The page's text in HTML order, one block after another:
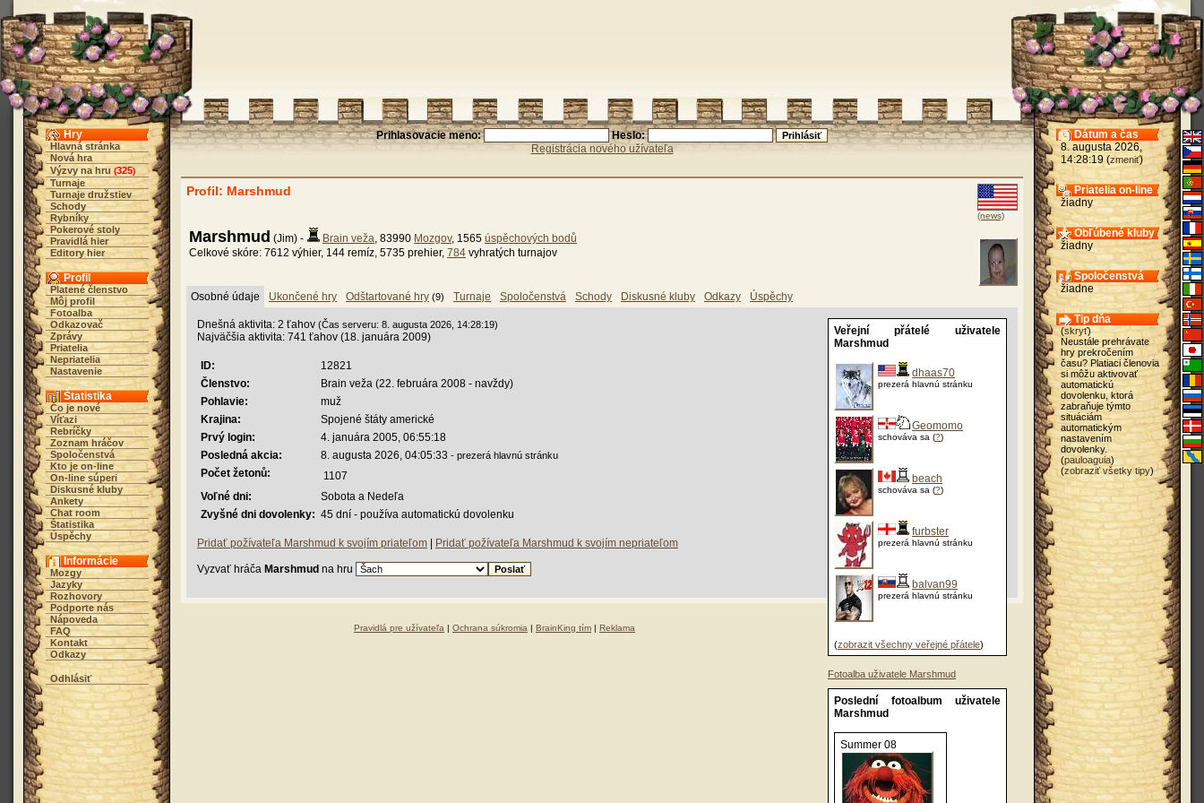
Hry
Hlavná stránka
Nová hra
Výzvy na hru (325)
Turnaje
Turnaje družstiev
Schody
Rybníky
Pokerové stoly
Pravidlá hier
Editory hier
Profil
Platené členstvo
Môj profil
Fotoalba
Odkazovač
Zprávy
Priatelia
Nepriatelia
Nastavenie
Štatistika
Čo je nové
Víťazi
Rebríčky
Zoznam hráčov
Spoločenstvá
Kto je on-line
On-line súperi
Diskusné kluby
Ankety
Chat room
Štatistika
Úspěchy
Informácie
Mozgy
Jazyky
Rozhovory
Podporte nás
Nápoveda
FAQ
Kontakt
Odkazy
Odhlásiť
Prihlasovacie meno:
Heslo:
Registrácia nového užívateľa
(news)
Profil: Marshmud
Marshmud (Jim) - Brain veža, 83990 Mozgov, 1565 úspěchových bodů
Celkové skóre: 7612 výhier, 144 remíz, 5735 prehier, 784 vyhratých turnajov
Osobné údaje Ukončené hry Odštartované hry (9) Turnaje Spoločenstvá Schody Diskusné kluby Odkazy Úspěchy
Veřejní přátelé uživatele
Marshmud
dhaas70
prezerá hlavnú stránku
Geomomo
schováva sa (?)
beach
schováva sa (?)
furbster
prezerá hlavnú stránku
balvan99
prezerá hlavnú stránku
(zobrazit všechny veřejné přátele)
Fotoalba uživatele Marshmud
Poslední fotoalbum uživatele
Marshmud
Summer 08
Dnešná aktivita: 2 ťahov (Čas serveru: 8. augusta 2026, 14:28:19)
Najväčšia aktivita: 741 ťahov (18. januára 2009)
ID:
12821
Členstvo:
Brain veža (22. februára 2008 - navždy)
Pohlavie:
muž
Krajina:
Spojené štáty americké
Prvý login:
4. januára 2005, 06:55:18
Posledná akcia:
8. augusta 2026, 04:05:33 - prezerá hlavnú stránku
Počet žetonů:
1107
Voľné dni:
Sobota a Nedeľa
Zvyšné dni dovolenky: 45 dní - používa automatickú dovolenku
Pridať požívateľa Marshmud k svojím priateľom Pridať požívateľa Marshmud k svojím nepriateľom
Vyzvať hráča Marshmud na hru
Pravidlá pre užívateľa | Ochrana súkromia | BrainKing tím | Reklama
Dátum a čas
8. augusta 2026,
14:28:19 (zmeniť)
Priatelia on-line
žiadny
Obľúbené kluby
žiadny
Spoločenstvá
žiadne
Tip dňa
(skryť)
Neustále prehrávate
hry prekročením
času? Platiaci členovia
si môžu aktivovať
automatickú
dovolenku, ktorá
zabraňuje týmto
situáciám
automatickým
nastavením
dovolenky.
(pauloaguia)
(zobraziť všetky tipy)